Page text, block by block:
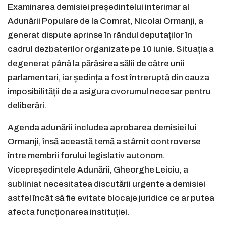
Examinarea demisiei președintelui interimar al
Adunării Populare de la Comrat, Nicolai Ormanji, a
generat dispute aprinse în rândul deputaților în
cadrul dezbaterilor organizate pe 10 iunie. Situația a
degenerat până la părăsirea sălii de către unii
parlamentari, iar ședința a fost întreruptă din cauza
imposibilității de a asigura cvorumul necesar pentru
deliberări.
Agenda adunării includea aprobarea demisiei lui
Ormanji, însă această temă a stârnit controverse
între membrii forului legislativ autonom.
Vicepreședintele Adunării, Gheorghe Leiciu, a
subliniat necesitatea discutării urgente a demisiei
astfel încât să fie evitate blocaje juridice ce ar putea
afecta funcționarea instituției.